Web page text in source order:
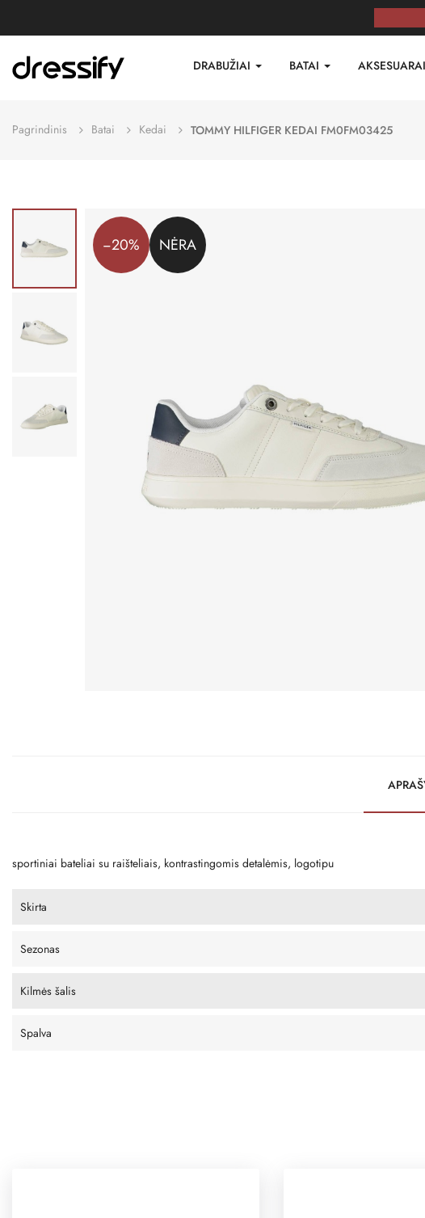
DRABUŽIAI BATAI AKSESUARAI
Pagrindinis Batai Kedai TOMMY HILFIGER KEDAI FM0FM03425
−20% NĖRA
sportiniai bateliai su raišteliais, kontrastingomis detalėmis, logotipu
Skirta
Sezonas
Kilmės šalis
Spalva